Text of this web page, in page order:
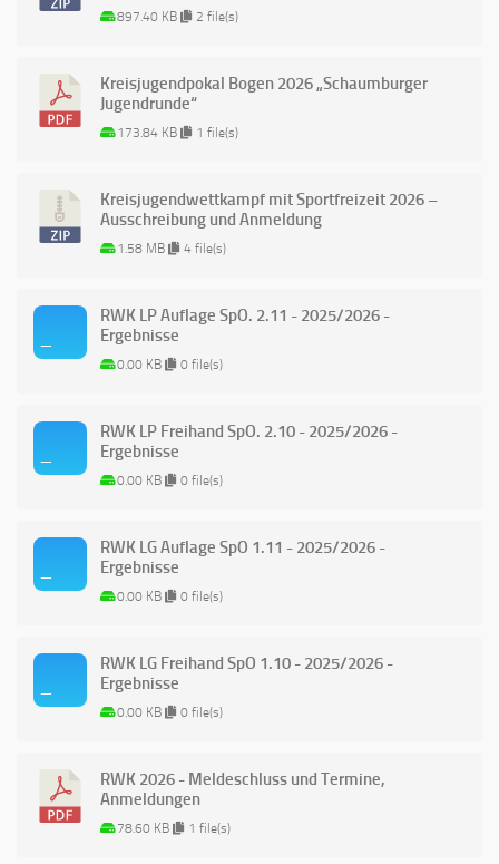
897.40 KB 2 file(s)
Kreisjugendpokal Bogen 2026 „Schaumburger
Jugendrunde“
173.84 KB 1 file(s)
Kreisjugendwettkampf mit Sportfreizeit 2026 –
Ausschreibung und Anmeldung
1.58 MB 4 file(s)
RWK LP Auflage SpO. 2.11 - 2025/2026 -
Ergebnisse
0.00 KB 0 file(s)
RWK LP Freihand SpO. 2.10 - 2025/2026 -
Ergebnisse
0.00 KB 0 file(s)
RWK LG Auflage SpO 1.11 - 2025/2026 -
Ergebnisse
0.00 KB 0 file(s)
RWK LG Freihand SpO 1.10 - 2025/2026 -
Ergebnisse
0.00 KB 0 file(s)
RWK 2026 - Meldeschluss und Termine,
Anmeldungen
78.60 KB 1 file(s)